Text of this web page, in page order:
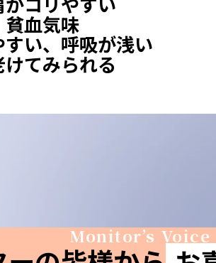
血気味
い、呼吸が浅い
てみられる
Monitor’s Voice